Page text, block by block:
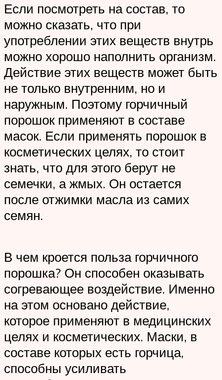
Если посмотреть на состав, то
можно сказать, что при
употреблении этих веществ внутрь
можно хорошо наполнить организм.
Действие этих веществ может быть
не только внутренним, но и
наружным. Поэтому горчичный
порошок применяют в составе
масок. Если применять порошок в
косметических целях, то стоит
знать, что для этого берут не
семечки, а жмых. Он остается
после отжимки масла из самих
семян.
В чем кроется польза горчичного
порошка? Он способен оказывать
согревающее воздействие. Именно
на этом основано действие,
которое применяют в медицинских
целях и косметических. Маски, в
составе которых есть горчица,
способны усиливать